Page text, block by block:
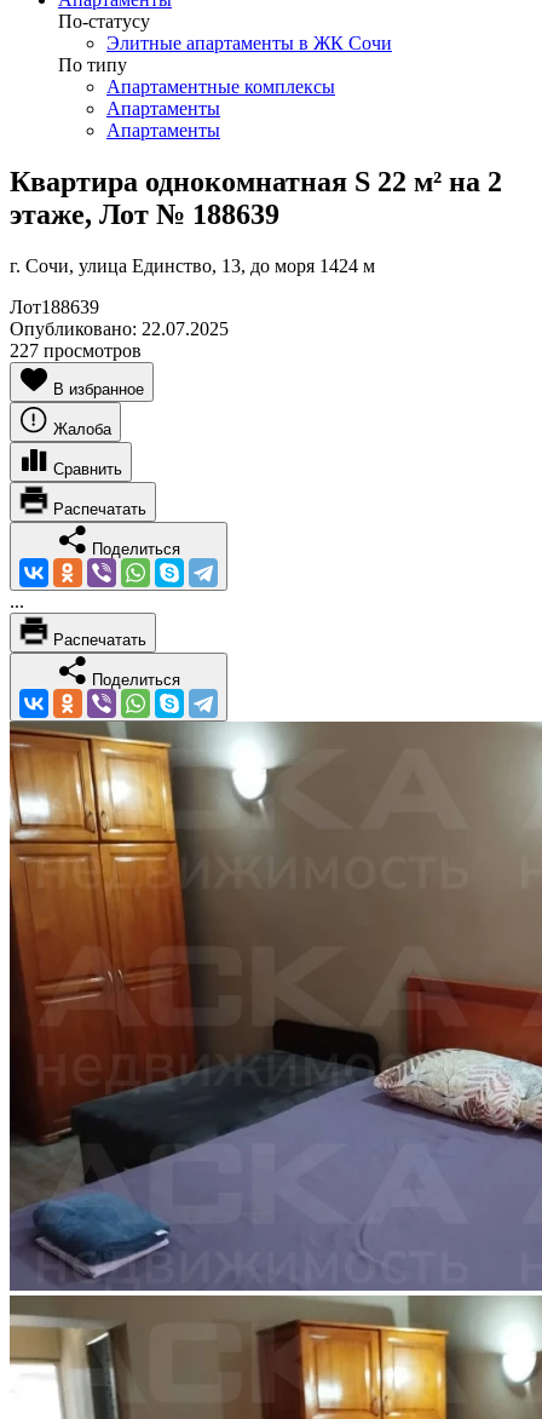
По-статусу
Элитные апартаменты в ЖК Сочи
По типу
Апартаментные комплексы
Апартаменты
Апартаменты
Квартира однокомнатная S 22 м² на 2
этаже, Лот № 188639
г. Сочи, улица Единство, 13, до моря 1424 м
Лот188639
Опубликовано: 22.07.2025
227 просмотров
В избранное
Жалоба
Сравнить
Распечатать
Поделиться
...
Распечатать
Поделиться